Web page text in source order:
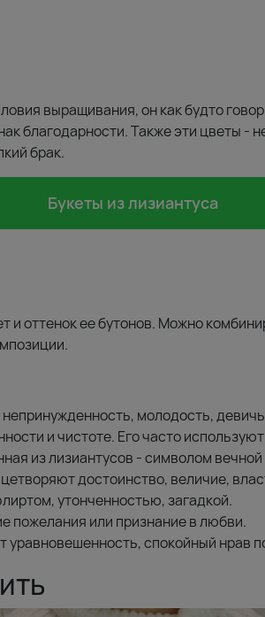
выращивания, он как будто
благодарности. Также эти цветы -
брак.
Букеты из лизиантуса
и оттенок ее бутонов. Можно
молодость,
и чистоте. Его часто
из лизиантусов - символом
достоинство, величие,
утонченностью, загадкой.
пожелания или признание в любви.
уравновешенность, спокойный нрав